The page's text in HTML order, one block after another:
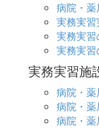
病院・
実務実習
実務実
実務実
実務実習施
病院・
病院・
病院・